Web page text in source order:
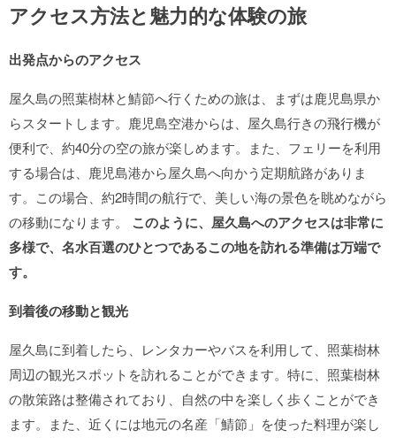
アクセス方法と魅力的な体験の旅
出発点からのアクセス
屋久島の照葉樹林と鯖節へ行くための旅は、まずは鹿児島県か
らスタートします。鹿児島空港からは、屋久島行きの飛行機が
便利で、約40分の空の旅が楽しめます。また、フェリーを利用
する場合は、鹿児島港から屋久島へ向かう定期航路がありま
す。この場合、約2時間の航行で、美しい海の景色を眺めながら
の移動になります。 このように、屋久島へのアクセスは非常に
多様で、名水百選のひとつであるこの地を訪れる準備は万端で
す。
到着後の移動と観光
屋久島に到着したら、レンタカーやバスを利用して、照葉樹林
周辺の観光スポットを訪れることができます。特に、照葉樹林
の散策路は整備されており、自然の中を楽しく歩くことができ
ます。また、近くには地元の名産「鯖節」を使った料理が楽し